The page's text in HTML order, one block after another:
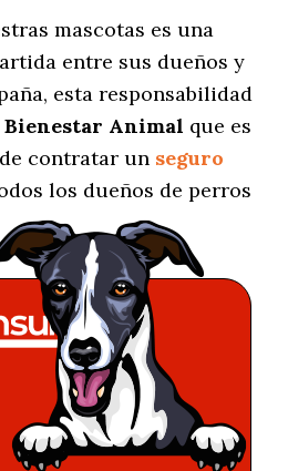
mascotas es una
entre sus dueños y
esta responsabilidad
Bienestar Animal que es
contratar un seguro
los dueños de perros